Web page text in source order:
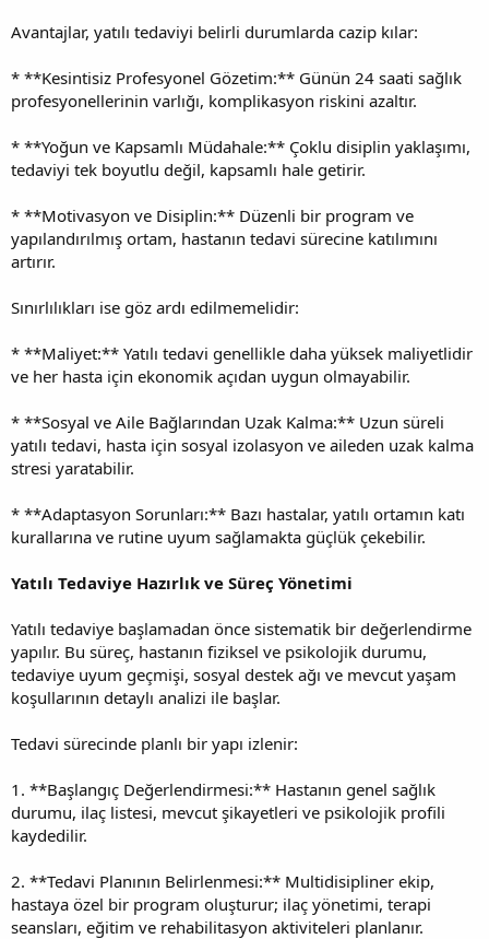
Avantajlar, yatılı tedaviyi belirli durumlarda cazip kılar:
* **Kesintisiz Profesyonel Gözetim:** Günün 24 saati sağlık
profesyonellerinin varlığı, komplikasyon riskini azaltır.
* **Yoğun ve Kapsamlı Müdahale:** Çoklu disiplin yaklaşımı,
tedaviyi tek boyutlu değil, kapsamlı hale getirir.
* **Motivasyon ve Disiplin:** Düzenli bir program ve
yapılandırılmış ortam, hastanın tedavi sürecine katılımını
artırır.
Sınırlılıkları ise göz ardı edilmemelidir:
* **Maliyet:** Yatılı tedavi genellikle daha yüksek maliyetlidir
ve her hasta için ekonomik açıdan uygun olmayabilir.
* **Sosyal ve Aile Bağlarından Uzak Kalma:** Uzun süreli
yatılı tedavi, hasta için sosyal izolasyon ve aileden uzak kalma
stresi yaratabilir.
* **Adaptasyon Sorunları:** Bazı hastalar, yatılı ortamın katı
kurallarına ve rutine uyum sağlamakta güçlük çekebilir.
Yatılı Tedaviye Hazırlık ve Süreç Yönetimi
Yatılı tedaviye başlamadan önce sistematik bir değerlendirme
yapılır. Bu süreç, hastanın fiziksel ve psikolojik durumu,
tedaviye uyum geçmişi, sosyal destek ağı ve mevcut yaşam
koşullarının detaylı analizi ile başlar.
Tedavi sürecinde planlı bir yapı izlenir:
1. **Başlangıç Değerlendirmesi:** Hastanın genel sağlık
durumu, ilaç listesi, mevcut şikayetleri ve psikolojik profili
kaydedilir.
2. **Tedavi Planının Belirlenmesi:** Multidisipliner ekip,
hastaya özel bir program oluşturur; ilaç yönetimi, terapi
seansları, eğitim ve rehabilitasyon aktiviteleri planlanır.